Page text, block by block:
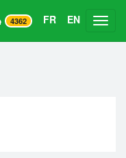
4362 FR EN